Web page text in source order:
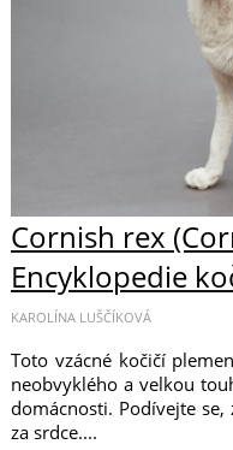
Cornish rex
Encyklopedie
KAROLÍNA LUŠČÍKOVÁ
Toto vzácné kočičí
neobvyklého a velkou
domácnosti. Podívejte
za srdce....